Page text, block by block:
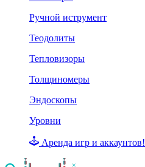
Ручной иструмент
Теодолиты
Тепловизоры
Толщиномеры
Эндоскопы
Уровни
Аренда игр и аккаунтов!